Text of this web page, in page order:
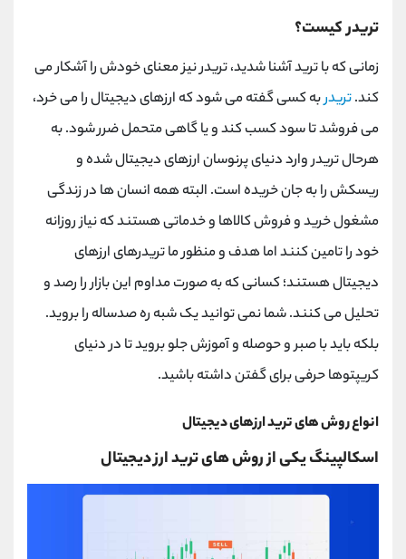
تریدر کیست؟
زمانی که با ترید آشنا شدید، تریدر نیز معنای خودش را آشکار می
کند.تریدربه کسی گفته می شود که ارزهای دیجیتال را می خرد،
می فروشد تا سود کسب کند و یا گاهی متحمل ضرر شود. به
هرحال تریدر وارد دنیای پرنوسان ارزهای دیجیتال شده و
ریسکش را به جان خریده است. البته همه انسان ها در زندگی
مشغول خرید و فروش کالاها و خدماتی هستند که نیاز روزانه
خود را تامین کنند اما هدف و منظور ما تریدرهای ارزهای
دیجیتال هستند؛ کسانی که به صورت مداوم این بازار را رصد و
تحلیل می کنند. شما نمی توانید یک شبه ره صدساله را بروید.
بلکه باید با صبر و حوصله و آموزش جلو بروید تا در دنیای
کریپتوها حرفی برای گفتن داشته باشید.
انواع روش های ترید ارزهای دیجیتال
اسکالپینگ یکی از روش های ترید ارز دیجیتال